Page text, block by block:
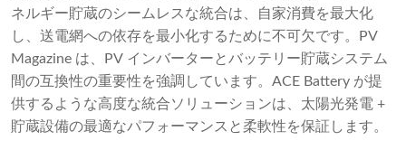
ネルギー貯蔵のシームレスな統合は、自家消費を最大化
し、送電網への依存を最小化するために不可欠です。PV
Magazine は、PV インバーターとバッテリー貯蔵システム
間の互換性の重要性を強調しています。ACE Battery が提
供するような高度な統合ソリューションは、太陽光発電 +
貯蔵設備の最適なパフォーマンスと柔軟性を保証します。